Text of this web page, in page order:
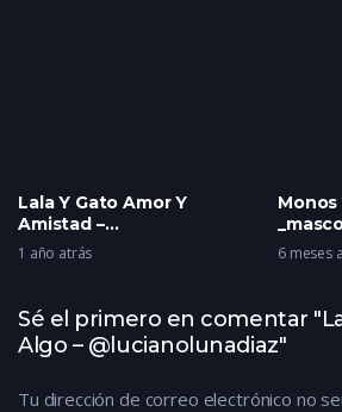
Lala Y Gato Amor Y
Amistad –
@allgamescontent
1 año atrás
Monos
6 meses
Sé el primero en comentar
Algo – @lucianolunadiaz"
Tu dirección de correo electrónico no